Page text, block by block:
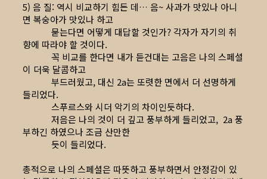
5) 음 질: 역시 비교하기 힘든 데… 음~ 사과가 맛있나 아니
면 복숭아가 맛있나 하고
묻는다면 어떻게 대답할 것인가? 각자가 자기의 취
향에 따라야 할 것이다.
꼭 비교를 한다면 내가 듣건대는 고음은 나의 스페셜
이 더욱 달콤하고
부드러웠고, 대신 2a는 또렷한 면에서 더 선명하게
들리었다.
스푸르스와 시더 악기의 차이인듯하다.
저음은 나의 것이 더 깊고 풍부하게 들리었고, 2a 풍
부하긴 하였으나 조금 산만한
듯이 들리었다.
총적으로 나의 스페셜은 따뜻하고 풍부하면서 안정감이 있